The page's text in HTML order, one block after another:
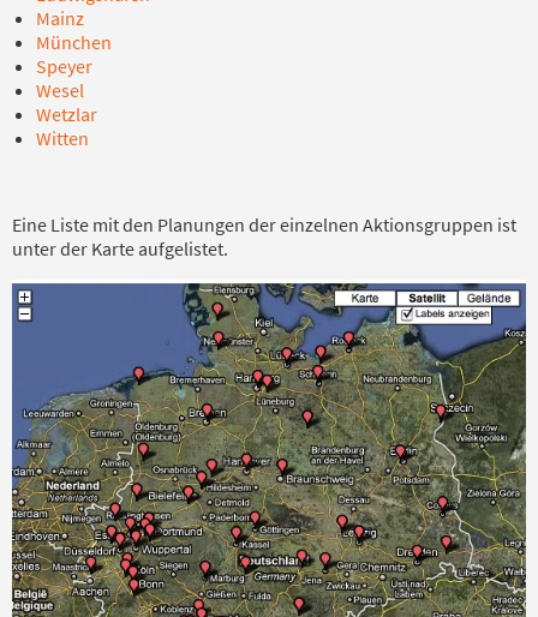
Mainz
München
Speyer
Wesel
Wetzlar
Witten
Eine Liste mit den Planungen der einzelnen Aktionsgruppen ist
unter der Karte aufgelistet.